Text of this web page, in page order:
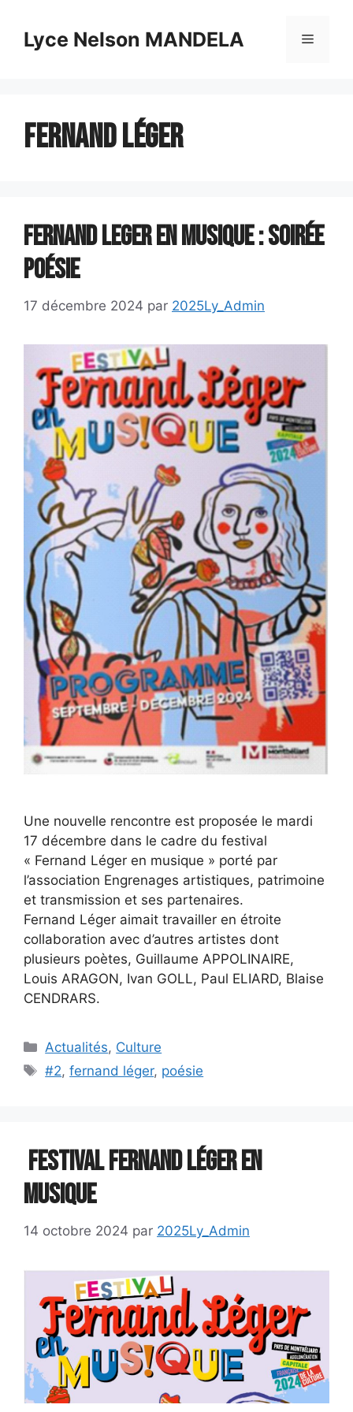
contenuLyce Nelson MANDELA Menu
fernand léger
FERNAND LEGER EN MUSIQUE : Soirée
poésie
17 décembre 2024 par 2025Ly_Admin
Une nouvelle rencontre est proposée le mardi
17 décembre dans le cadre du festival
« Fernand Léger en musique » porté par
l’association Engrenages artistiques, patrimoine
et transmission et ses partenaires.
Fernand Léger aimait travailler en étroite
collaboration avec d’autres artistes dont
plusieurs poètes, Guillaume APPOLINAIRE,
Louis ARAGON, Ivan GOLL, Paul ELIARD, Blaise
CENDRARS.
Catégories
Actualités, Culture
Étiquettes
#2,fernand léger, poésie
Festival Fernand Léger en
musique
14 octobre 2024 par 2025Ly_Admin